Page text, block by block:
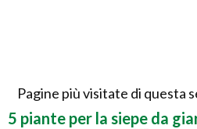
Pagine più visitate di questa
5 piante per la siepe da